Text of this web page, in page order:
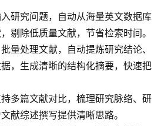
入研究问题，自动从海量英文数据库
剔除低质量文献，节省检索时间。
批量处理文献，自动提炼研究结论、
，生成清晰的结构化摘要，快速把
持多篇文献对比，梳理研究脉络、研
献综述撰写提供清晰思路。